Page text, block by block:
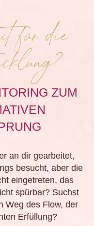
für die
ZUM
an dir gearbeitet,
besucht, aber die
eingetreten, das
spürbar? Suchst
Weg des Flow, der
Erfüllung?